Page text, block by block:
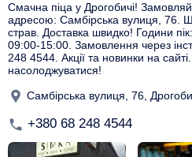
Смачна піца у Дрогобичі!
адресою: Самбірська вулиця, 76.
страв. Доставка швидко! Години
09:00-15:00. Замовлення через
248 4544. Акції та новинки на
насолоджуватися!
Самбірська вулиця, 76,
+380 68 248 4544